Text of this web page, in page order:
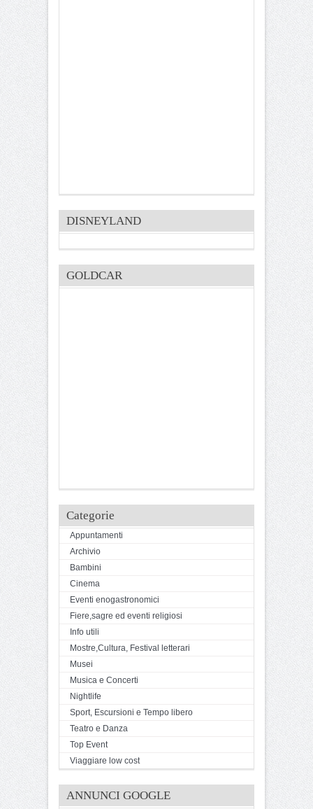
DISNEYLAND
GOLDCAR
Categorie
Appuntamenti
Archivio
Bambini
Cinema
Eventi enogastronomici
Fiere,sagre ed eventi religiosi
Info utili
Mostre,Cultura, Festival letterari
Musei
Musica e Concerti
Nightlife
Sport, Escursioni e Tempo libero
Teatro e Danza
Top Event
Viaggiare low cost
ANNUNCI GOOGLE